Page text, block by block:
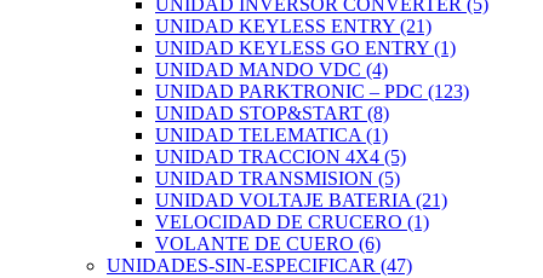
UNIDAD INVERSOR CONVERTER (5)
UNIDAD KEYLESS ENTRY (21)
UNIDAD KEYLESS GO ENTRY (1)
UNIDAD MANDO VDC (4)
UNIDAD PARKTRONIC – PDC (123)
UNIDAD STOP&START (8)
UNIDAD TELEMATICA (1)
UNIDAD TRACCION 4X4 (5)
UNIDAD TRANSMISION (5)
UNIDAD VOLTAJE BATERIA (21)
VELOCIDAD DE CRUCERO (1)
VOLANTE DE CUERO (6)
UNIDADES-SIN-ESPECIFICAR (47)